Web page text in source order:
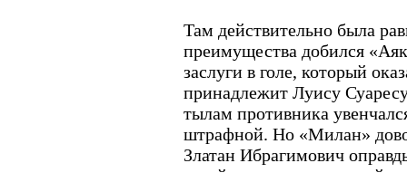
Там действительно была
преимущества добился
заслуги в голе, который
принадлежит Луису
тылам противника
штрафной. Но «Милан»
Златан Ибрагимович